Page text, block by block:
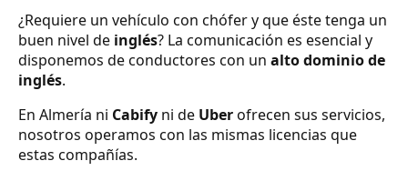
¿Requiere un vehículo con chófer y que éste tenga un
buen nivel de inglés? La comunicación es esencial y
disponemos de conductores con un alto dominio de
inglés.
En Almería ni Cabify ni de Uberofrecen sus servicios,
nosotros operamos con las mismas licencias que
estas compañías.